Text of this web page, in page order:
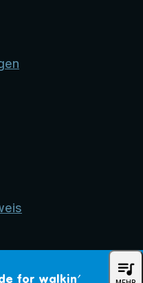
for walkin' queue_music